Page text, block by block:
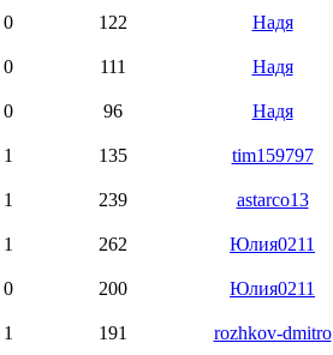
0 122 Надя
0 111 Надя
0 96 Надя
1 135 tim159797
1 239 astarco13
1 262 Юлия0211
0 200 Юлия0211
1 191 rozhkov-dmitro